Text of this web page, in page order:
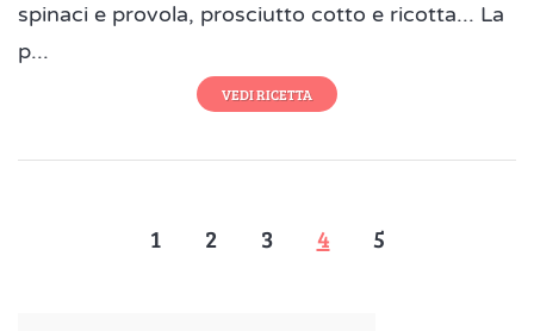
spinaci e provola, prosciutto cotto e ricotta... La
p...
VEDI RICETTA
1 2 3 4 5